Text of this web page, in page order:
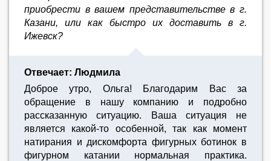
приобрести в вашем представительстве в г.
Казани, или как быстро их доставить в г.
Ижевск?
Отвечает: Людмила
Доброе утро, Ольга! Благодарим Вас за
обращение в нашу компанию и подробно
рассказанную ситуацию. Ваша ситуация не
является какой-то особенной, так как момент
натирания и дискомфорта фигурных ботинок в
фигурном катании нормальная практика.